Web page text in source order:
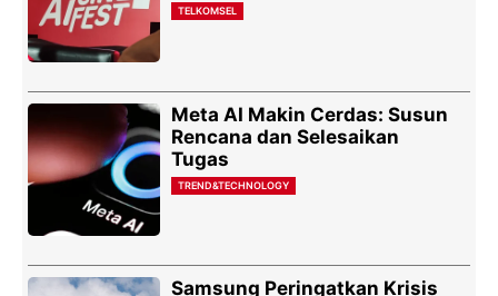
TELKOMSEL
Meta AI Makin Cerdas: Susun
Rencana dan Selesaikan
Tugas
TREND&TECHNOLOGY
Samsung Peringatkan Krisis